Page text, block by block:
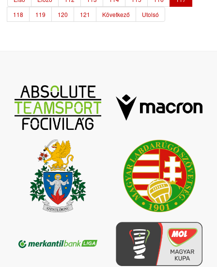
118
119 120 121 Következő Utolsó